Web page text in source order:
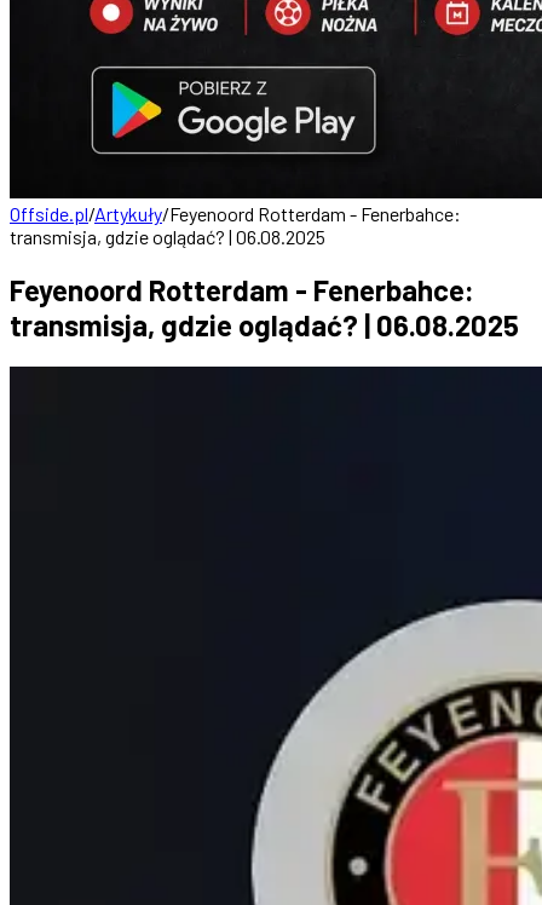
Offside.pl/Artykuły/Feyenoord Rotterdam - Fenerbahce:
transmisja, gdzie oglądać? | 06.08.2025
Feyenoord Rotterdam - Fenerbahce:
transmisja, gdzie oglądać? | 06.08.2025